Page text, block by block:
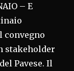
– E
convegno
stakeholder
Pavese. Il